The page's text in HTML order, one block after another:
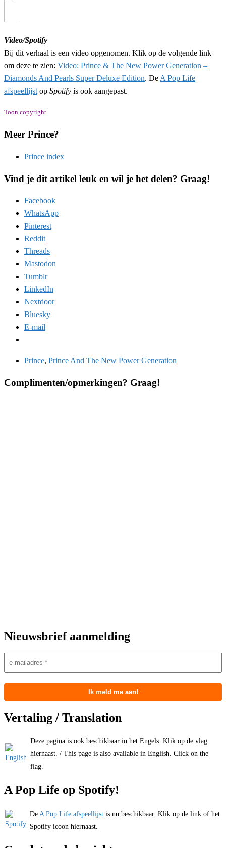
Video/Spotify
Bij dit verhaal is een video opgenomen. Klik op de volgende link
om deze te zien: Video: Prince & The New Power Generation –
Diamonds And Pearls Super Deluxe Edition. De A Pop Life
afspeellijst op Spotify is ook aangepast.
Toon copyright
Meer Prince?
Prince index
Vind je dit artikel leuk en wil je het delen? Graag!
Facebook
WhatsApp
Pinterest
Reddit
Threads
Mastodon
Tumblr
LinkedIn
Nextdoor
Bluesky
E-mail
Prince, Prince And The New Power Generation
Complimenten/opmerkingen? Graag!
Nieuwsbrief aanmelding
Vertaling / Translation
Deze pagina is ook beschikbaar in het Engels. Klik op de vlag
hiernaast. / This page is also available in English. Click on the
flag.
A Pop Life op Spotify!
De A Pop Life afspeellijst is nu beschikbaar. Klik op de link of het
Spotify icoon hiernaast.